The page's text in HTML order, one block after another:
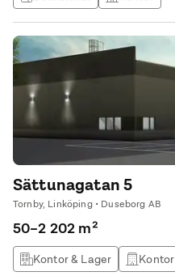
Sättunagatan 5
Tornby, Linköping • Duseborg AB
50–2 202 m²
Kontor & Lager Kontor